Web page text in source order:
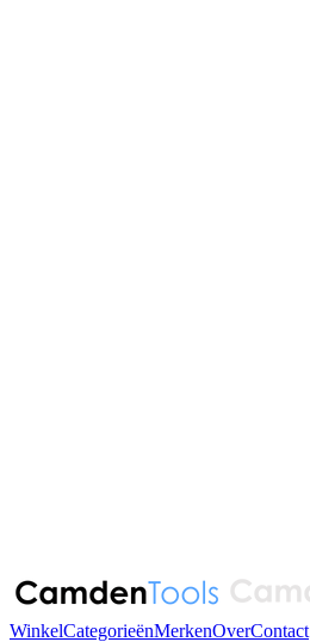
WinkelCategorieënMerkenOverContact